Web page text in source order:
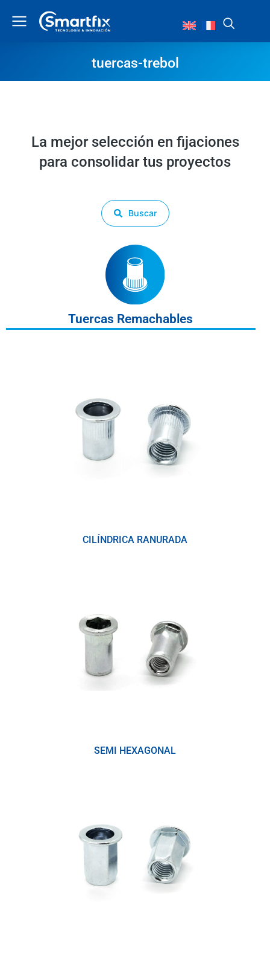
tuercas-trebol
La mejor selección en fijaciones
para consolidar tus proyectos
Buscar
Tuercas Remachables
CILÍNDRICA RANURADA
SEMI HEXAGONAL